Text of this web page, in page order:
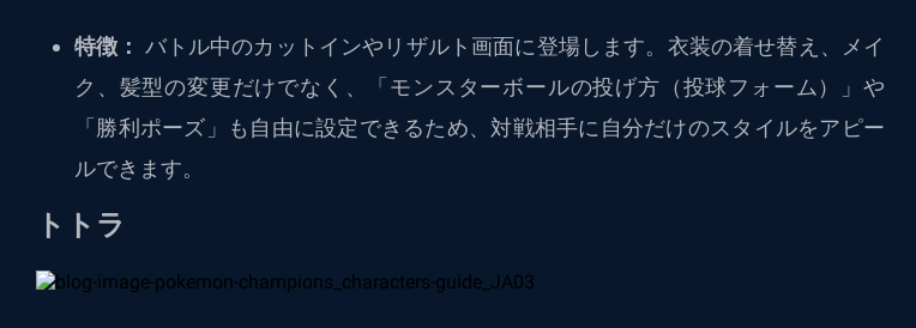
特徴： バトル中のカットインやリザルト画面に登場します。衣装の着せ替え、メイ
ク、髪型の変更だけでなく、「モンスターボールの投げ方（投球フォーム）」や
「勝利ポーズ」も自由に設定できるため、対戦相手に自分だけのスタイルをアピー
ルできます。
トトラ